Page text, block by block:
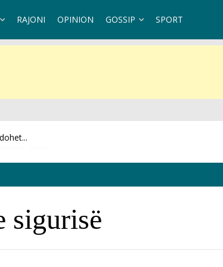
RAJONI OPINION GOSSIP SPORT
“nxeh...
sigurisë